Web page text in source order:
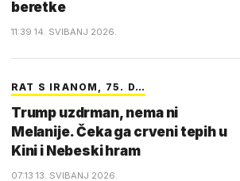
beretke
11:39 14. SVIBANJ 2026.
RAT S IRANOM, 75. D…
Trump uzdrman, nema ni
Melanije. Čeka ga crveni tepih u
Kini i Nebeski hram
07:13 13. SVIBANJ 2026.